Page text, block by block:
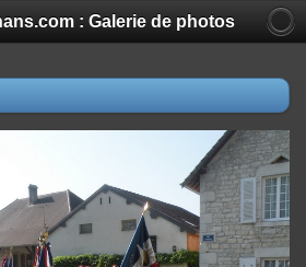
: Galerie de photos